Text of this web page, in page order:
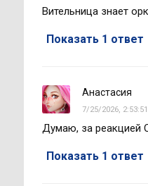
Вительница знает
Показать 1 ответ
Анастасия
7/25/2026,
Думаю, за реакцией
Показать 1 ответ